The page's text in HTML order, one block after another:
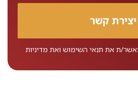
ת את תנאי השימוש ואת מדיניות